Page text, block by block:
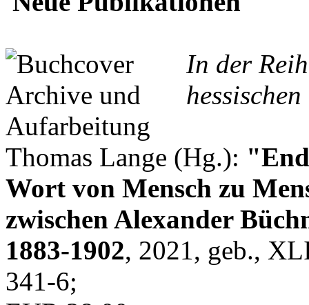
In der
Thomas Lange (Hg.):
Wort von Mensch zu
zwischen Alexander
1883-1902, 2021, geb.,
341-6;